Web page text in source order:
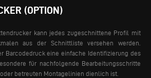
(OPTION)
kann jedes zugeschnittene Profil mit
aus der Schnittliste versehen werden.
Barcodedruck eine einfache Identifizierung des
für nachfolgende Bearbeitungsschritte
betreuten Montagelinien dienlich ist.